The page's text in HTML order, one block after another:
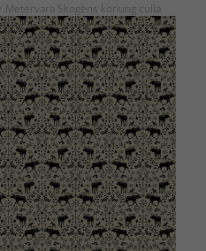
> Metervara Skogens konung culla